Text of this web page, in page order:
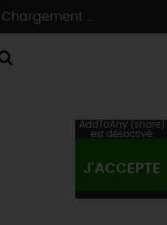
Chargement ...
AddToAny (share)
est désactivé.
J'ACCEPTE